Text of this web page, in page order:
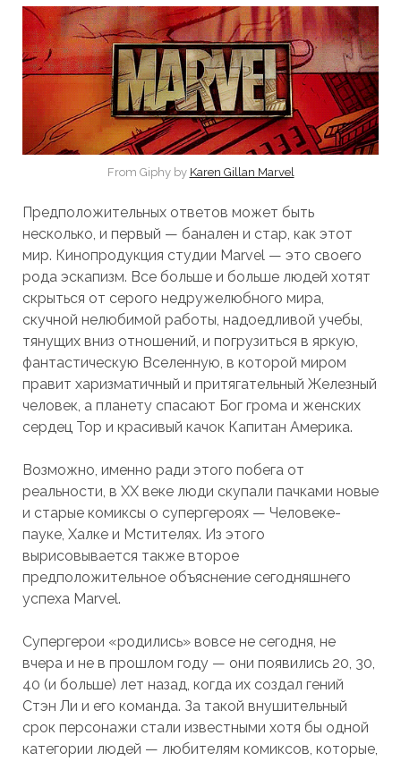
From Giphy by Karen Gillan Marvel
Предположительных ответов может быть
несколько, и первый — банален и стар, как этот
мир. Кинопродукция студии Marvel — это своего
рода эскапизм. Все больше и больше людей хотят
скрыться от серого недружелюбного мира,
скучной нелюбимой работы, надоедливой учебы,
тянущих вниз отношений, и погрузиться в яркую,
фантастическую Вселенную, в которой миром
правит харизматичный и притягательный Железный
человек, а планету спасают Бог грома и женских
сердец Тор и красивый качок Капитан Америка.
Возможно, именно ради этого побега от
реальности, в XX веке люди скупали пачками новые
и старые комиксы о супергероях — Человеке-
пауке, Халке и Мстителях. Из этого
вырисовывается также второе
предположительное объяснение сегодняшнего
успеха Marvel.
Супергерои «родились» вовсе не сегодня, не
вчера и не в прошлом году — они появились 20, 30,
40 (и больше) лет назад, когда их создал гений
Стэн Ли и его команда. За такой внушительный
срок персонажи стали известными хотя бы одной
категории людей — любителям комиксов, которые,